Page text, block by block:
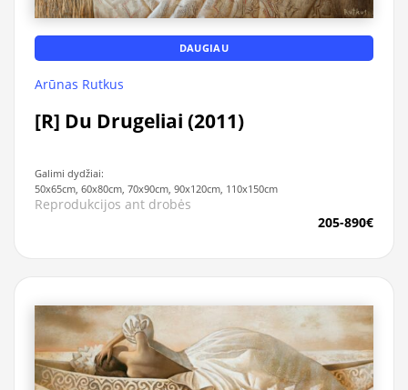
DAUGIAU
Arūnas Rutkus
[R] Du Drugeliai (2011)
Galimi dydžiai:
50x65cm, 60x80cm, 70x90cm, 90x120cm, 110x150cm
Reprodukcijos ant drobės
205-890€